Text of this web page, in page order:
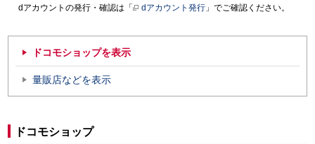
dアカウントの発行・確認は「
dアカウント発行 」でご確認ください。
ドコモショップを表示
量販店などを表示
ドコモショップ